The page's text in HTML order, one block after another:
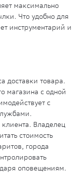
максимально
Что удобно для
инструментарий и
доставки товара.
магазина с одной
с
Владелец
стоимость
города
оповещениям.